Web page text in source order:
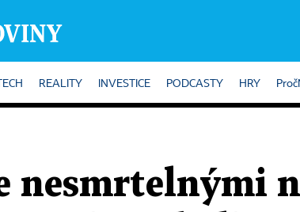
TECH REALITY INVESTICE PODCASTY HRY
nesmrtelnými